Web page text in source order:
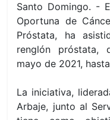
Santo Domingo. -
Oportuna de
Próstata, ha
renglón próstata,
mayo de 2021,
La iniciativa,
Arbaje, junto al